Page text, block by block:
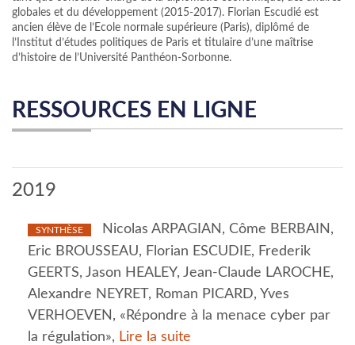
globales et du développement (2015-2017). Florian Escudié est
ancien élève de l’Ecole normale supérieure (Paris), diplômé de
l’Institut d’études politiques de Paris et titulaire d’une maîtrise
d’histoire de l’Université Panthéon-Sorbonne.
RESSOURCES EN LIGNE
2019
SYNTHÈSE
Nicolas ARPAGIAN, Côme BERBAIN,
Eric BROUSSEAU, Florian ESCUDIE, Frederik
GEERTS, Jason HEALEY, Jean-Claude LAROCHE,
Alexandre NEYRET, Roman PICARD, Yves
VERHOEVEN, «Répondre à la menace cyber par
la régulation», Lire la suite